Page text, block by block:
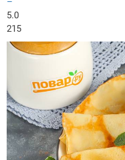
5.0
215